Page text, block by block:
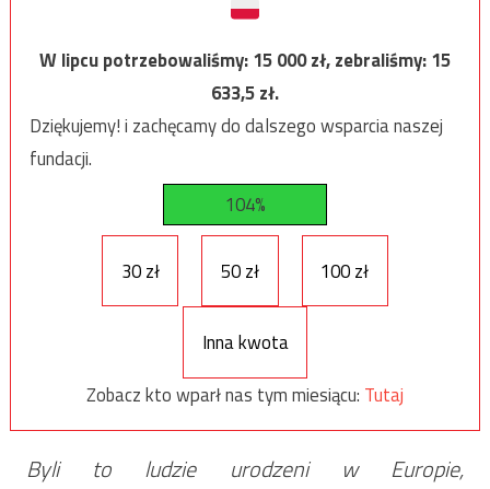
W lipcu potrzebowaliśmy:15 000zł, zebraliśmy:15
633,5zł.
Dziękujemy! i zachęcamy do dalszego wsparcia naszej
fundacji.
104%
30 zł 50 zł 100 zł
Inna kwota
Zobacz kto wparł nas tym miesiącu: Tutaj
Byli to ludzie urodzeni w Europie,